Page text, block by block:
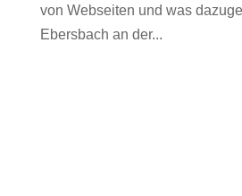
von Webseiten und was
Ebersbach an der...